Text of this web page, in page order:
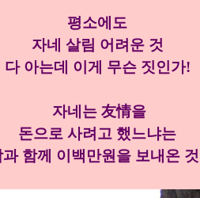
평소에도
자네 살림 어려운 것
다 아는데 이게 무슨 짓인가!
자네는 友情을
돈으로 사려고 했느냐는
과 함께 이백만원을 보내온